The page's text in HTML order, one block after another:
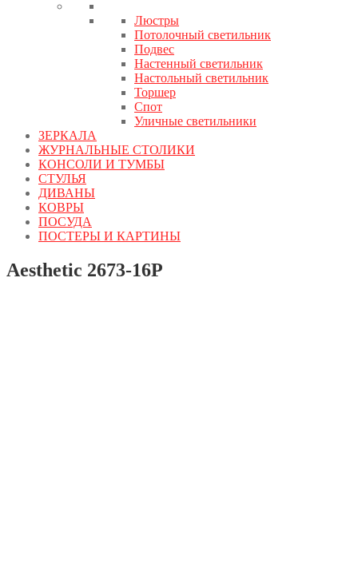
Люстры
Потолочный светильник
Подвес
Настенный светильник
Настольный светильник
Торшер
Спот
Уличные светильники
ЗЕРКАЛА
ЖУРНАЛЬНЫЕ СТОЛИКИ
КОНСОЛИ И ТУМБЫ
СТУЛЬЯ
ДИВАНЫ
КОВРЫ
ПОСУДА
ПОСТЕРЫ И КАРТИНЫ
Aesthetic 2673-16P